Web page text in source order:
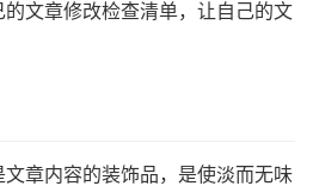
文章修改检查清单，让自己的文
章内容的装饰品，是使淡而无味